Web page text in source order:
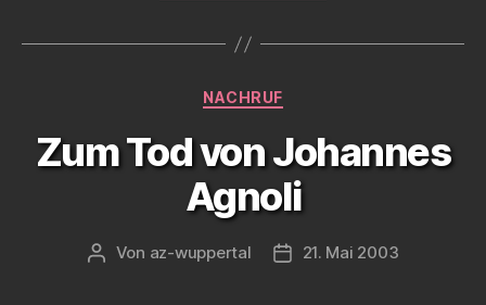
Paul
Kategorien
NACHRUF
Zum Tod von Johannes
Agnoli
Beitragsautor
Von az-wuppertal Veröffentlichungsdatum
21. Mai 2003